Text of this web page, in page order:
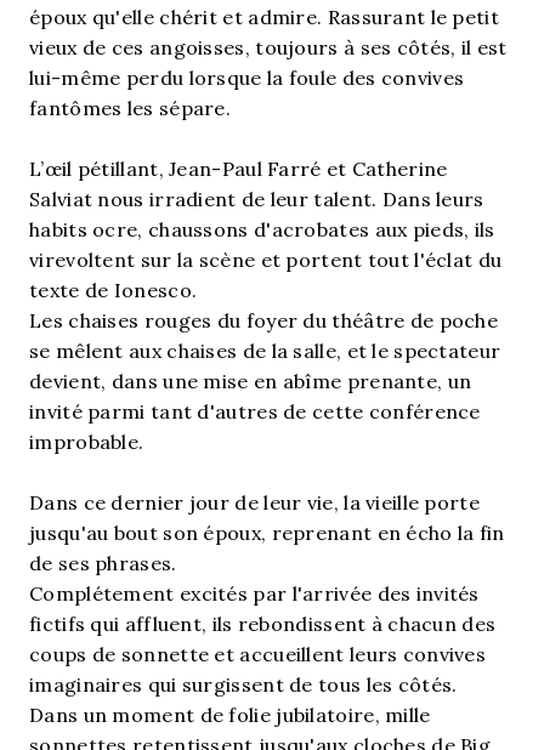
époux qu'elle chérit et admire. Rassurant le petit
vieux de ces angoisses, toujours à ses côtés, il est
lui-même perdu lorsque la foule des convives
fantômes les sépare.
L’œil pétillant, Jean-Paul Farré et Catherine
Salviat nous irradient de leur talent. Dans leurs
habits ocre, chaussons d'acrobates aux pieds, ils
virevoltent sur la scène et portent tout l'éclat du
texte de Ionesco.
Les chaises rouges du foyer du théâtre de poche
se mêlent aux chaises de la salle, et le spectateur
devient, dans une mise en abîme prenante, un
invité parmi tant d'autres de cette conférence
improbable.
Dans ce dernier jour de leur vie, la vieille porte
jusqu'au bout son époux, reprenant en écho la fin
de ses phrases.
Complétement excités par l'arrivée des invités
fictifs qui affluent, ils rebondissent à chacun des
coups de sonnette et accueillent leurs convives
imaginaires qui surgissent de tous les côtés.
Dans un moment de folie jubilatoire, mille
sonnettes retentissent jusqu'aux cloches de Big